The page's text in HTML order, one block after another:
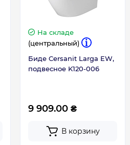
На складе
(центральный)
Биде Cersanit Larga EW,
подвесное K120-006
9 909.00 ₴
В корзину